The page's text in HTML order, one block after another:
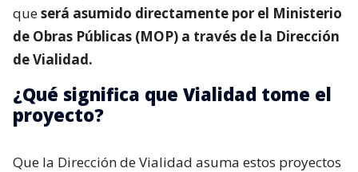
queserá asumido directamente por el Ministerio
de Obras Públicas (MOP) a través de la Dirección
de Vialidad.
¿Qué significa que Vialidad tome el
proyecto?
Que la Dirección de Vialidad asuma estos proyectos